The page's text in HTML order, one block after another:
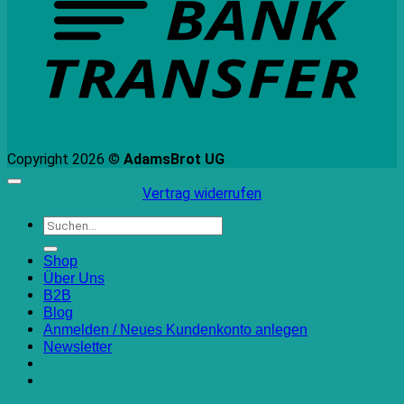
Copyright 2026 © AdamsBrot UG
Vertrag widerrufen
Suchen
nach:
Shop
Über Uns
B2B
Blog
Anmelden / Neues Kundenkonto anlegen
Newsletter